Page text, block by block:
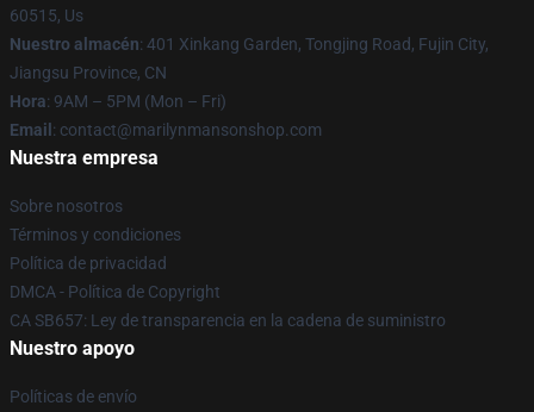
60515, Us
Nuestro almacén: 401 Xinkang Garden, Tongjing Road, Fujin City,
Jiangsu Province, CN
Hora: 9AM – 5PM (Mon – Fri)
Email : contact@marilynmansonshop.com
Nuestra empresa
Sobre nosotros
Términos y condiciones
Política de privacidad
DMCA - Política de Copyright
CA SB657: Ley de transparencia en la cadena de suministro
Nuestro apoyo
Políticas de envío